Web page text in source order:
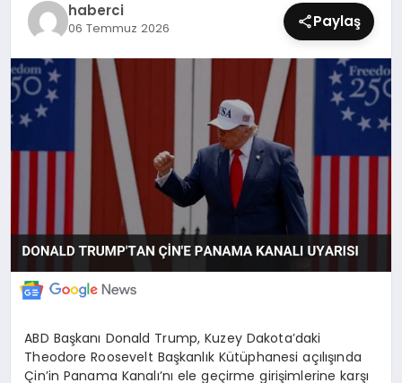
SIYASET
SPOR
TEKNOLOJI
YAŞAM
haberci
06 Temmuz 2026 Paylaş
ABD Başkanı Donald Trump, Kuzey Dakota’daki
Theodore Roosevelt Başkanlık Kütüphanesi açılışında
Çin’in Panama Kanalı’nı ele geçirme girişimlerine karşı